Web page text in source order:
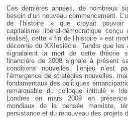
Ces dernières années, de nombreux
besoin d’un nouveau commencement.
de l’histoire » que croyait pouvoir
capitalisme libéral-démocratique
réalisé), cette « fin de l’histoire » est
décennie du XXIesiècle. Tandis que les
signalaient la mort de cette théorie
financière de 2008 signale à présent
conditions nouvelles, l’enjeu n’est
l’émergence de stratégies nouvelles,
fondamentaux des politiques
remarquable du colloque intitulé «
Londres en mars 2009 en
mondiaux de la pensée marxiste,
persistance et du renouveau des projets